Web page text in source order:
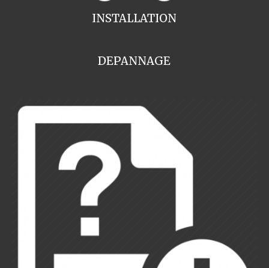
INSTALLATION
DEPANNAGE